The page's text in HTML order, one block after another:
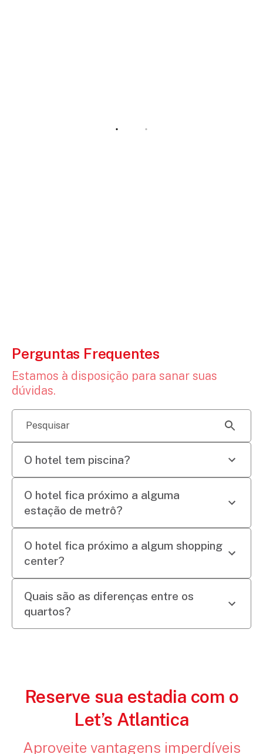
Perguntas Frequentes
Estamos à disposição para sanar suas
dúvidas.
Pesquisar
O hotel tem piscina?
Não, o Ramada Encore Tiradentes
piscina.
O hotel fica próximo a alguma
estação de metrô?
Sim, as estações Tiradentes e Armênia ficam
bem próximas, facilitando o deslocamento.
O hotel fica próximo a algum shopping
center?
Sim, o Shopping Center Norte fica a poucos
minutos de carro do
Encore Hotel São Paulo
Quais são as diferenças entre os
quartos?
Class tem café cortesia e mesa de trabalho.
Reserve sua estadia com o
Let’s Atlantica
Aproveite vantagens imperdíveis